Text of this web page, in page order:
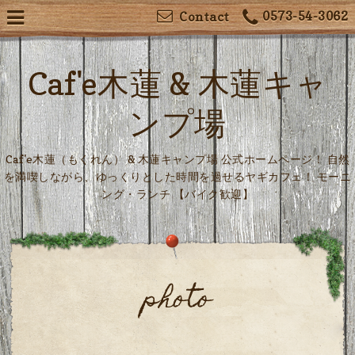
0573-54-3062
Contact
Caf'e木蓮 & 木蓮キャ
ンプ場
Caf'e木蓮（もくれん） & 木蓮キャンプ場 公式ホームページ！ 自然
を満喫しながら、ゆっくりとした時間を過せるヤギカフェ！ モーニ
ング・ランチ 【バイク歓迎】
photo